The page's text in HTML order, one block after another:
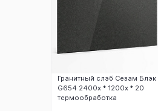
Гранитный слэб Сезам Блэк
G654 2400х * 1200х * 20
термообработка